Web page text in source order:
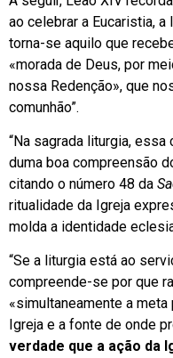
ao celebrar a Eucaristia,
torna-se aquilo que
«morada de Deus, por
nossa Redenção», que
comunhão”.
“Na sagrada liturgia,
duma boa compreensão
citando o número 48 da
ritualidade da Igreja
molda a identidade
“Se a liturgia está ao
compreende-se por que
«simultaneamente a meta
Igreja e a fonte de onde
verdade que a ação da